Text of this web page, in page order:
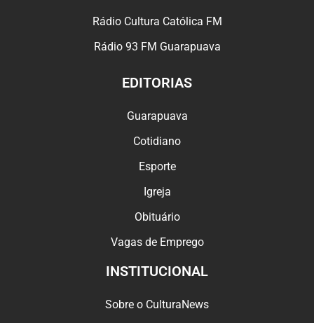
Rádio Cultura Católica FM
Rádio 93 FM Guarapuava
EDITORIAS
Guarapuava
Cotidiano
Esporte
Igreja
Obituário
Vagas de Emprego
INSTITUCIONAL
Sobre o CulturaNews